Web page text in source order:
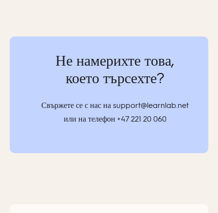
Не намерихте това,
което търсехте?
Свържете се с нас на support@learnlab.net
или на телефон +47 221 20 060